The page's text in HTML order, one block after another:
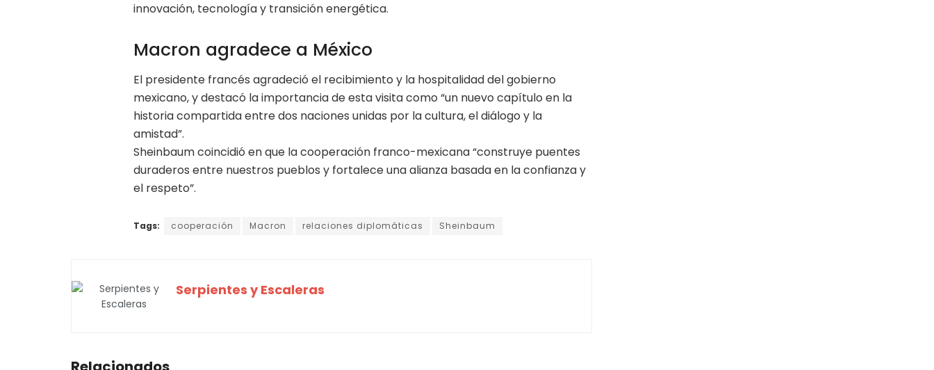
innovación, tecnología y transición energética.
Macron agradece a México
El presidente francés agradeció el recibimiento y la hospitalidad del gobierno
mexicano, y destacó la importancia de esta visita como “un nuevo capítulo en la
historia compartida entre dos naciones unidas por la cultura, el diálogo y la
amistad”.
Sheinbaum coincidió en que la cooperación franco-mexicana “construye puentes
duraderos entre nuestros pueblos y fortalece una alianza basada en la confianza y
el respeto”.
Tags: cooperación Macron relaciones diplomáticas Sheinbaum
Serpientes y Escaleras